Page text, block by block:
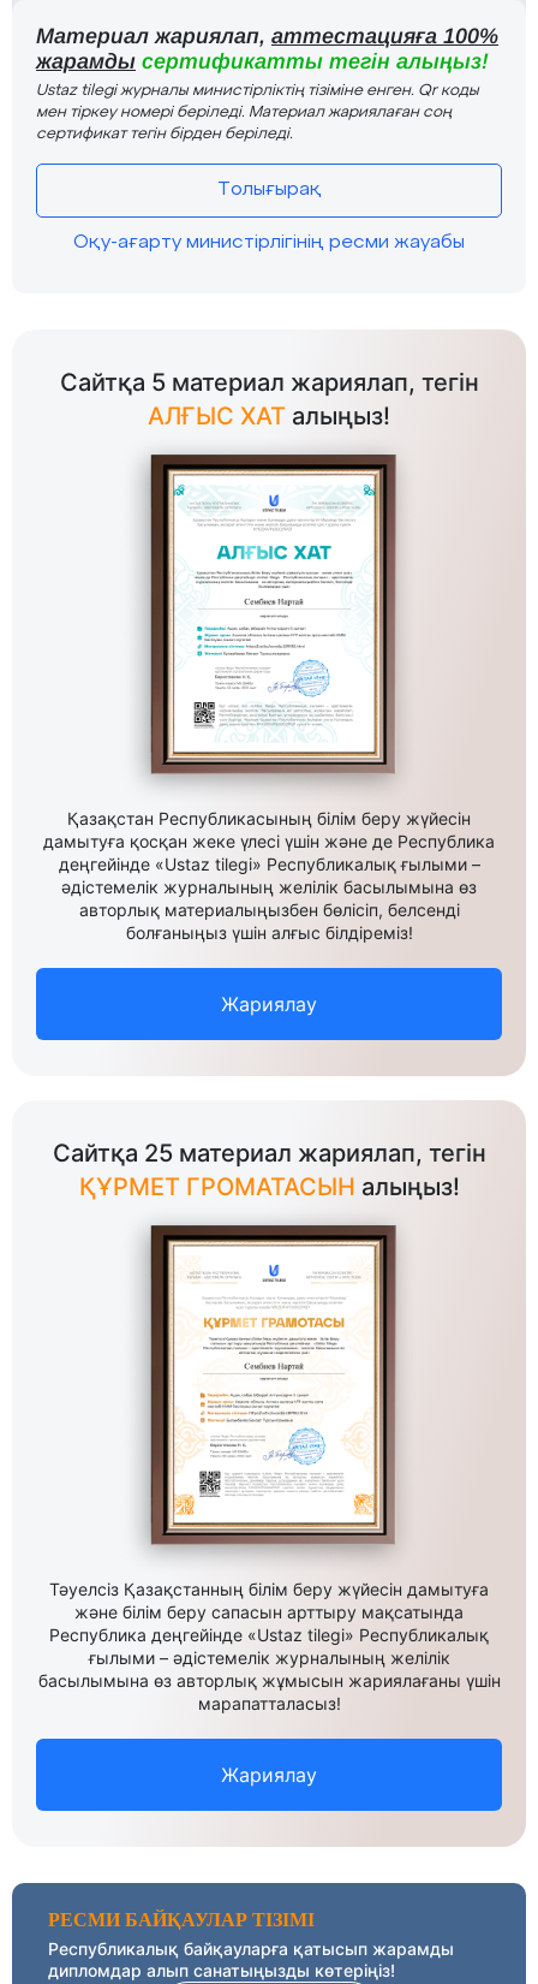
Материал жариялап, аттестацияға 100%
жарамды сертификатты тегін алыңыз!
Ustaz tilegi журналы министірліктің тізіміне енген. Qr коды
мен тіркеу номері беріледі. Материал жариялаған соң
сертификат тегін бірден беріледі.
Толығырақ
Оқу-ағарту министірлігінің ресми жауабы
Сайтқа 5 материал жариялап, тегін
АЛҒЫС ХАТ алыңыз!
Қазақстан Республикасының білім беру жүйесін
дамытуға қосқан жеке үлесі үшін және де Республика
деңгейінде «Ustaz tilegi» Республикалық ғылыми –
әдістемелік журналының желілік басылымына өз
авторлық материалыңызбен бөлісіп, белсенді
болғаныңыз үшін алғыс білдіреміз!
Жариялау
Сайтқа 25 материал жариялап, тегін
ҚҰРМЕТ ГРОМАТАСЫН алыңыз!
Тәуелсіз Қазақстанның білім беру жүйесін дамытуға
және білім беру сапасын арттыру мақсатында
Республика деңгейінде «Ustaz tilegi» Республикалық
ғылыми – әдістемелік журналының желілік
басылымына өз авторлық жұмысын жариялағаны үшін
марапатталасыз!
Жариялау
РЕСМИ БАЙҚАУЛАР ТІЗІМІ
Республикалық байқауларға қатысып жарамды
дипломдар алып санатыңызды көтеріңіз!